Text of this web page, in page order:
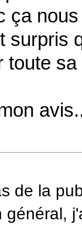
ça
surpris
toute
de la
général,